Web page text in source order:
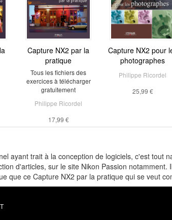
Capture NX2 par la
pratique
Tous les fichiers des
exercices à télécharger
gratuitement
Philippe Ricordel
17,99 €
Capture NX2 pour
photographes
Philippe Ricordel
25,99 €
ayant trait à la conception de logiciels, c'est tout
d'articles, sur le site Nikon Passion
que ce Capture NX2 par la pratique qui se veut